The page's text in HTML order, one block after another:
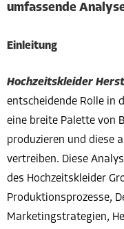
umfassende
Einleitung
Hochzeitskleider
entscheidende Rolle in
eine breite Palette von
produzieren und diese
vertreiben. Diese
des Hochzeitskleider
Produktionsprozesse,
Marketingstrategien,